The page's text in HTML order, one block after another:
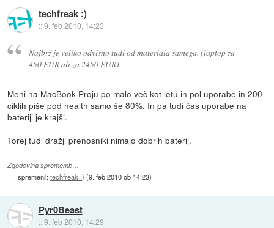
techfreak :)
::9. feb 2010, 14:23
Najbrž je veliko odvisno tudi od materiala samega. (laptop za
450 EUR ali za 2450 EUR).
Meni na MacBook Proju po malo več kot letu in pol uporabe in 200
ciklih piše pod health samo še 80%. In pa tudi čas uporabe na
bateriji je krajši.
Torej tudi dražji prenosniki nimajo dobrih baterij.
Zgodovina sprememb…
spremenil:techfreak :) (9. feb 2010 ob 14:23)
Pyr0Beast
::9. feb 2010, 14:29